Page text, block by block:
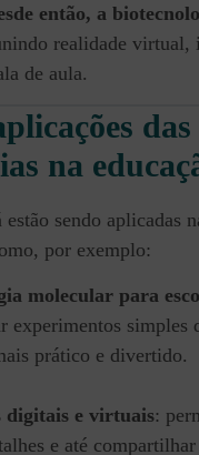
então, a
realidade virtual,
de aula.
das
na
sendo aplicadas
por exemplo:
molecular para
experimentos simples
prático e divertido.
digitais e virtuais:
e até